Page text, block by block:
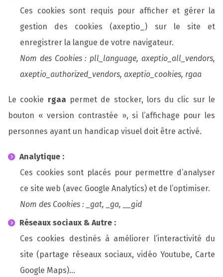
Ces cookies sont requis pour afficher et gérer la
gestion des cookies (axeptio_) sur le site et
enregistrer la langue de votre navigateur.
Nom des Cookies : pll_language, axeptio_all_vendors,
axeptio_authorized_vendors, axeptio_cookies, rgaa
Le cookie rgaa permet de stocker, lors du clic sur le
bouton « version contrastée », si l’affichage pour les
personnes ayant un handicap visuel doit être activé.
Analytique :
Ces cookies sont placés pour permettre d’analyser
ce site web (avec Google Analytics) et de l’optimiser.
Nom des Cookies : _gat, _ga, __gid
Réseaux sociaux & Autre :
Ces cookies destinés à améliorer l’interactivité du
site (partage réseaux sociaux, vidéo Youtube, Carte
Google Maps)…